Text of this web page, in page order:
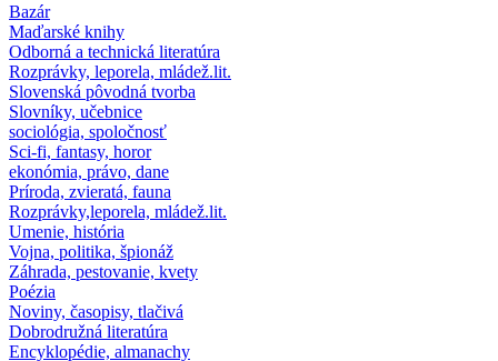
Bazár
Maďarské knihy
Odborná a technická literatúra
Rozprávky, leporela, mládež.lit.
Slovenská pôvodná tvorba
Slovníky, učebnice
sociológia, spoločnosť
Sci-fi, fantasy, horor
ekonómia, právo, dane
Príroda, zvieratá, fauna
Rozprávky,leporela, mládež.lit.
Umenie, história
Vojna, politika, špionáž
Záhrada, pestovanie, kvety
Poézia
Noviny, časopisy, tlačivá
Dobrodružná literatúra
Encyklopédie, almanachy